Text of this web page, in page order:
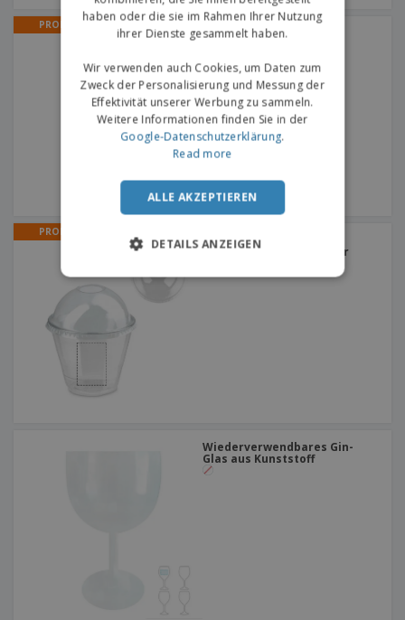
PROMO
Pappbecher 240ml |
PROMO
PET Obstbecher 266ml
(Einweg) | Transparenter
Wiederverwendbares Gin-
Glas aus Kunststoff
haben oder die sie im Rahmen Ihrer Nutzung
ihrer Dienste gesammelt haben.
Wir verwenden auch Cookies, um Daten zum
Zweck der Personalisierung und Messung der
Effektivität unserer Werbung zu sammeln.
Weitere Informationen finden Sie in der
Google-Datenschutzerklärung.
Read more
ALLE AKZEPTIEREN
DETAILS ANZEIGEN